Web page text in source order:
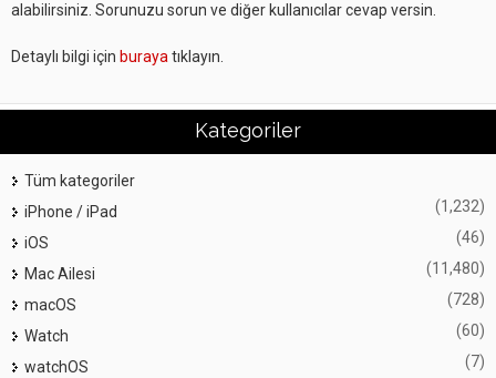
alabilirsiniz. Sorunuzu sorun ve diğer kullanıcılar cevap versin.
Detaylı bilgi için buraya tıklayın.
Kategoriler
Tüm kategoriler
iPhone / iPad
(1,232)
iOS (46)
Mac Ailesi (11,480)
macOS (728)
Watch (60)
watchOS (7)